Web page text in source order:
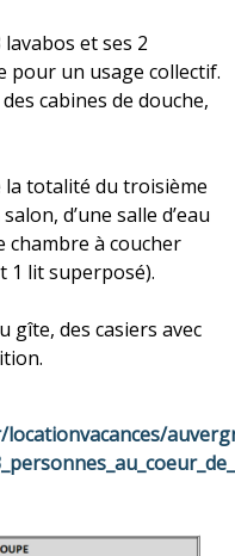
lavabos et ses 2
pour un usage collectif.
cabines de douche,
la totalité du troisième
d’une salle d’eau
chambre à coucher
1 lit superposé).
gîte, des casiers avec
locationvacances/